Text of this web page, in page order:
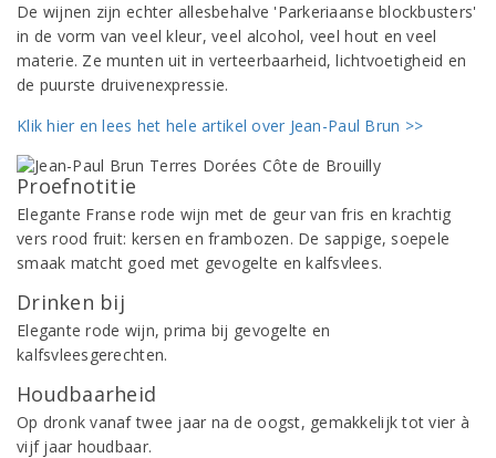
De wijnen zijn echter allesbehalve 'Parkeriaanse blockbusters'
in de vorm van veel kleur, veel alcohol, veel hout en veel
materie. Ze munten uit in verteerbaarheid, lichtvoetigheid en
de puurste druivenexpressie.
Klik hier en lees het hele artikel over Jean-Paul Brun >>
Proefnotitie
Elegante Franse rode wijn met de geur van fris en krachtig
vers rood fruit: kersen en frambozen. De sappige, soepele
smaak matcht goed met gevogelte en kalfsvlees.
Drinken bij
Elegante rode wijn, prima bij gevogelte en
kalfsvleesgerechten.
Houdbaarheid
Op dronk vanaf twee jaar na de oogst, gemakkelijk tot vier à
vijf jaar houdbaar.